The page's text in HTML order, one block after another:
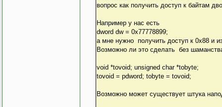
вопрос как получить доступ к байтам
Например у нас есть
dword dw = 0x77778899;
а мне нужно получить доступ к 0x88 и
Возможно ли это сделать без
void *tovoid; unsigned char *tobyte;
tovoid = pdword; tobyte = tovoid;
Возможно может существует штука